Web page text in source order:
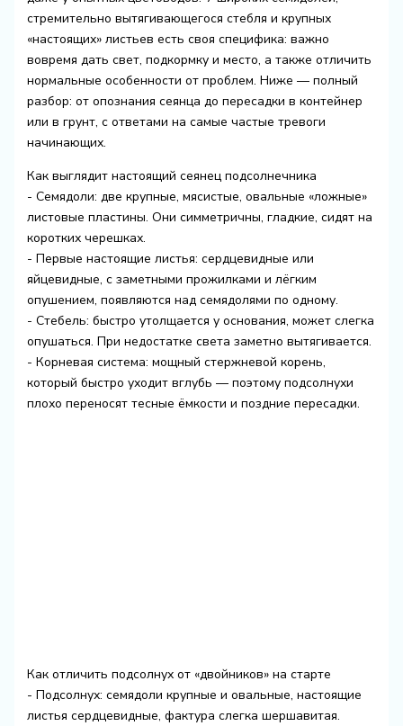
стремительно вытягивающегося стебля и крупных
«настоящих» листьев есть своя специфика: важно
вовремя дать свет, подкормку и место, а также отличить
нормальные особенности от проблем. Ниже — полный
разбор: от опознания сеянца до пересадки в контейнер
или в грунт, с ответами на самые частые тревоги
начинающих.
Как выглядит настоящий сеянец подсолнечника
- Семядоли: две крупные, мясистые, овальные «ложные»
листовые пластины. Они симметричны, гладкие, сидят на
коротких черешках.
- Первые настоящие листья: сердцевидные или
яйцевидные, с заметными прожилками и лёгким
опушением, появляются над семядолями по одному.
- Стебель: быстро утолщается у основания, может слегка
опушаться. При недостатке света заметно вытягивается.
- Корневая система: мощный стержневой корень,
который быстро уходит вглубь — поэтому подсолнухи
плохо переносят тесные ёмкости и поздние пересадки.
Как отличить подсолнух от «двойников» на старте
- Подсолнух: семядоли крупные и овальные, настоящие
листья сердцевидные, фактура слегка шершавитая.